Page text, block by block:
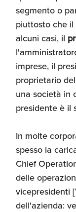
segmento o
piuttosto che
alcuni casi, il
imprese, il
proprietario
una società in
presidente è il
In molte
spesso la
Chief
delle
vicepresidenti
dell'azienda: